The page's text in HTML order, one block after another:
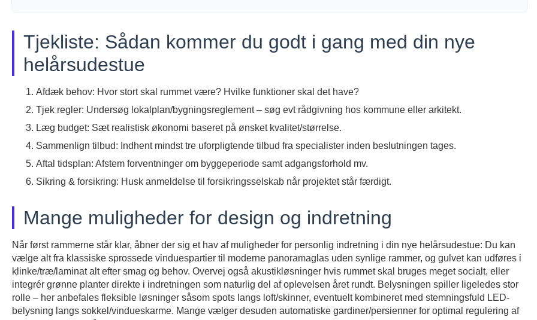
Tjekliste: Sådan kommer du godt i gang med din nye
helårsudestue
Afdæk behov: Hvor stort skal rummet være? Hvilke funktioner skal det have?
Tjek regler: Undersøg lokalplan/bygningsreglement – søg evt rådgivning hos kommune eller arkitekt.
Læg budget: Sæt realistisk økonomi baseret på ønsket kvalitet/størrelse.
Sammenlign tilbud: Indhent mindst tre uforpligtende tilbud fra specialister inden beslutningen tages.
Aftal tidsplan: Afstem forventninger om byggeperiode samt adgangsforhold mv.
Sikring & forsikring: Husk anmeldelse til forsikringsselskab når projektet står færdigt.
Mange muligheder for design og indretning
Når først rammerne står klar, åbner der sig et hav af muligheder for personlig indretning i din nye helårsudestue: Du kan
vælge alt fra klassiske sprossede vinduespartier til moderne panoramaglas uden synlige rammer, og gulvet kan udføres i
klinke/træ/laminat alt efter smag og behov. Overvej også akustikløsninger hvis rummet skal bruges meget socialt, eller
integrér grønne planter direkte i indretningen som naturlig del af oplevelsen året rundt. Belysningen spiller ligeledes stor
rolle – her anbefales fleksible løsninger såsom spots langs loft/skinner, eventuelt kombineret med stemningsfuld LED-
belysning langs sokkel/vindueskarme. Mange vælger desuden automatiske gardiner/persienner for optimal regulering af